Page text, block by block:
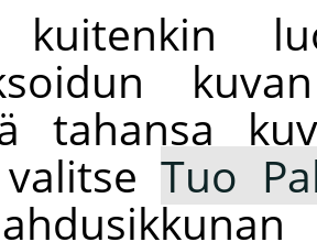
tahansa
Tuo